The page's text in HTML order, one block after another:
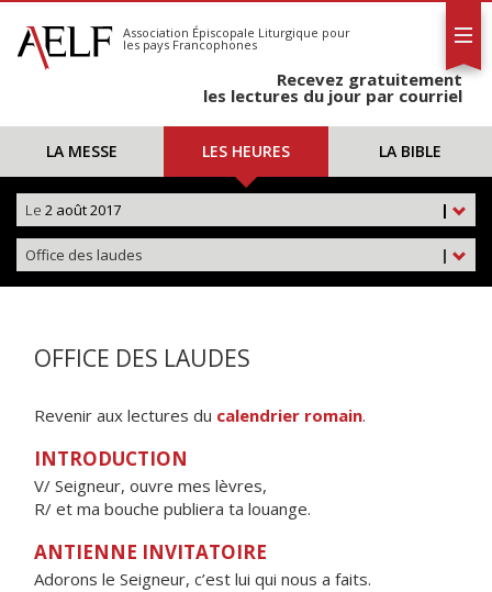
S'abonner
Calendrier
Association Épiscopale Liturgique pour
les pays Francophones
Recevez gratuitement
les lectures du jour par courriel
LA MESSE LES HEURES LA BIBLE
|
Le 2 août 2017
|
Office des laudes
OFFICE DES LAUDES
Revenir aux lectures du calendrier romain.
INTRODUCTION
V/ Seigneur, ouvre mes lèvres,
R/ et ma bouche publiera ta louange.
ANTIENNE INVITATOIRE
Adorons le Seigneur, c’est lui qui nous a faits.